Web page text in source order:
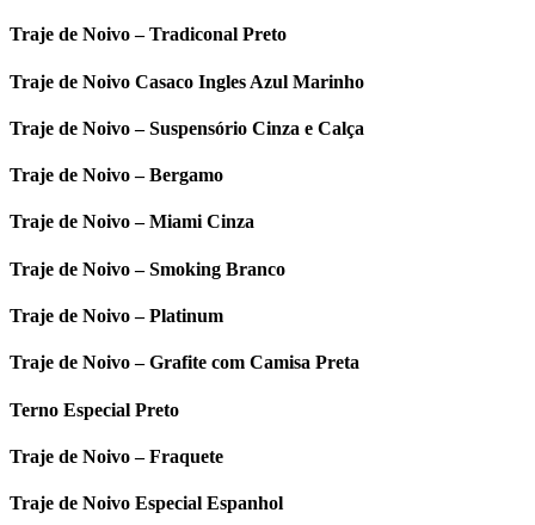
Traje de Noivo – Tradiconal Preto
Traje de Noivo Casaco Ingles Azul Marinho
Traje de Noivo – Suspensório Cinza e Calça
Traje de Noivo – Bergamo
Traje de Noivo – Miami Cinza
Traje de Noivo – Smoking Branco
Traje de Noivo – Platinum
Traje de Noivo – Grafite com Camisa Preta
Terno Especial Preto
Traje de Noivo – Fraquete
Traje de Noivo Especial Espanhol